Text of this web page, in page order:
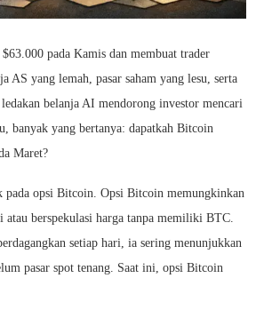
pada Kamis dan membuat trader
AS yang lemah, pasar saham yang lesu, serta
belanja AI mendorong investor mencari
banyak yang bertanya: dapatkah Bitcoin
Maret?
pada opsi Bitcoin. Opsi Bitcoin memungkinkan
atau berspekulasi harga tanpa memiliki BTC.
setiap hari, ia sering menunjukkan
pasar spot tenang. Saat ini, opsi Bitcoin